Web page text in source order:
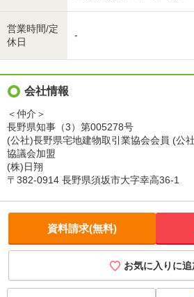
営業時間/定
休日
-
会社情報
＜仲介＞
長野県知事（3）第005278号
(公社)長野県宅地建物取引業協会会員 (公
協議会加盟
(株)日翔
〒382-0914 長野県須坂市大字幸高36-1
資料請求(無料)
お気に入りに追